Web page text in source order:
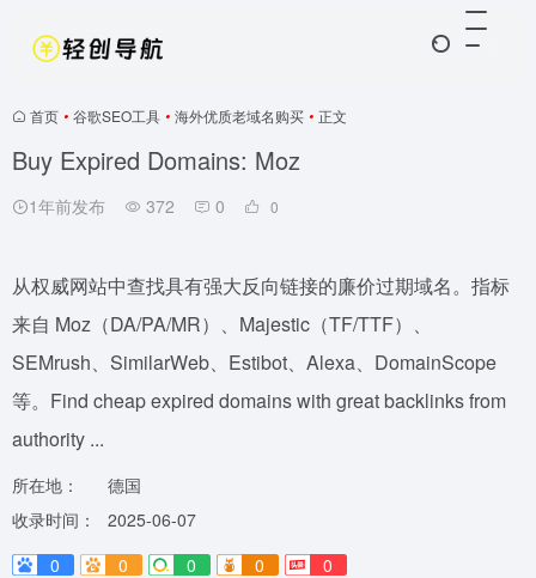
首页 • 谷歌SEO工具 • 海外优质老域名购买 • 正文
Buy Expired Domains: Moz
1年前发布 372 0 0
从权威网站中查找具有强大反向链接的廉价过期域名。指标
来自 Moz（DA/PA/MR）、Majestic（TF/TTF）、
SEMrush、SimilarWeb、Estibot、Alexa、DomainScope
等。Find cheap expired domains with great backlinks from
authority ...
所在地：
德国
收录时间：
2025-06-07
0
0 0 0 0